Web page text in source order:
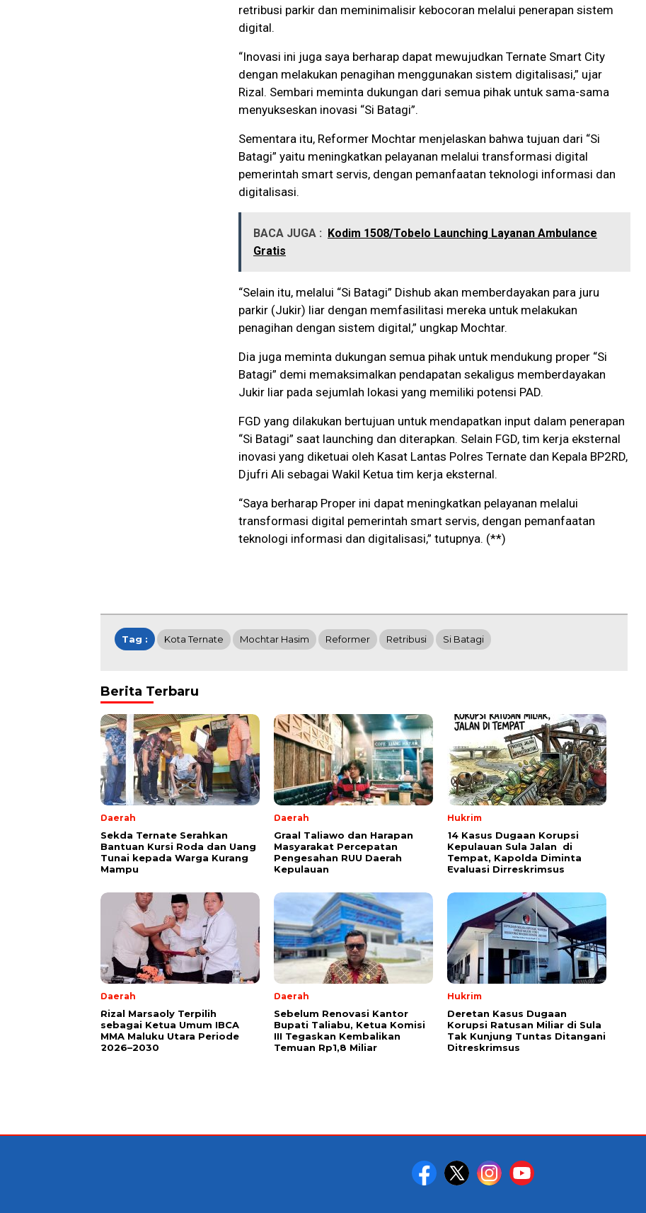
retribusi parkir dan meminimalisir kebocoran melalui penerapan sistem
digital.
“Inovasi ini juga saya berharap dapat mewujudkan Ternate Smart City
dengan melakukan penagihan menggunakan sistem digitalisasi,” ujar
Rizal. Sembari meminta dukungan dari semua pihak untuk sama-sama
menyukseskan inovasi “Si Batagi”.
Sementara itu, Reformer Mochtar menjelaskan bahwa tujuan dari “Si
Batagi” yaitu meningkatkan pelayanan melalui transformasi digital
pemerintah smart servis, dengan pemanfaatan teknologi informasi dan
digitalisasi.
BACA JUGA : Kodim 1508/Tobelo Launching Layanan Ambulance
Gratis
“Selain itu, melalui “Si Batagi” Dishub akan memberdayakan para juru
parkir (Jukir) liar dengan memfasilitasi mereka untuk melakukan
penagihan dengan sistem digital,” ungkap Mochtar.
Dia juga meminta dukungan semua pihak untuk mendukung proper “Si
Batagi” demi memaksimalkan pendapatan sekaligus memberdayakan
Jukir liar pada sejumlah lokasi yang memiliki potensi PAD.
FGD yang dilakukan bertujuan untuk mendapatkan input dalam penerapan
“Si Batagi” saat launching dan diterapkan. Selain FGD, tim kerja eksternal
inovasi yang diketuai oleh Kasat Lantas Polres Ternate dan Kepala BP2RD,
Djufri Ali sebagai Wakil Ketua tim kerja eksternal.
“Saya berharap Proper ini dapat meningkatkan pelayanan melalui
transformasi digital pemerintah smart servis, dengan pemanfaatan
teknologi informasi dan digitalisasi,” tutupnya. (**)
Tag : Kota Ternate Mochtar Hasim Reformer Retribusi Si Batagi
Berita Terbaru
Daerah
Sekda Ternate Serahkan
Bantuan Kursi Roda dan Uang
Tunai kepada Warga Kurang
Mampu
Daerah
Graal Taliawo dan Harapan
Masyarakat Percepatan
Pengesahan RUU Daerah
Kepulauan
Hukrim
14 Kasus Dugaan Korupsi
Kepulauan Sula Jalan di
Tempat, Kapolda Diminta
Evaluasi Dirreskrimsus
Daerah
Rizal Marsaoly Terpilih
sebagai Ketua Umum IBCA
MMA Maluku Utara Periode
2026–2030
Daerah
Sebelum Renovasi Kantor
Bupati Taliabu, Ketua Komisi
III Tegaskan Kembalikan
Temuan Rp1,8 Miliar
Hukrim
Deretan Kasus Dugaan
Korupsi Ratusan Miliar di Sula
Tak Kunjung Tuntas Ditangani
Ditreskrimsus